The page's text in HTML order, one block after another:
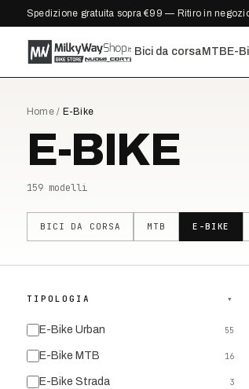
Spedizione gratuita sopra €99 — Ritiro in
Bici da corsa MTB E-
Home/ E-Bike
E-BIKE
159 modelli
BICI DA CORSA MTB E-BIKE
TIPOLOGIA ▾
E-Bike Urban 55
E-Bike MTB 16
E-Bike Strada 3